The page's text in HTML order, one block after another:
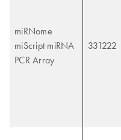
miRNome
miScript miRNA
PCR Array
331222